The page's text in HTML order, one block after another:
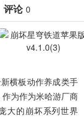
评论 0
横板动作养成类手
为作为米哈游厂商
大的崩坏系列世界